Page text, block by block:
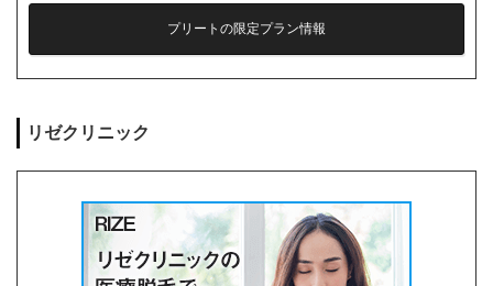
プリートの限定プラン情報
リゼクリニック